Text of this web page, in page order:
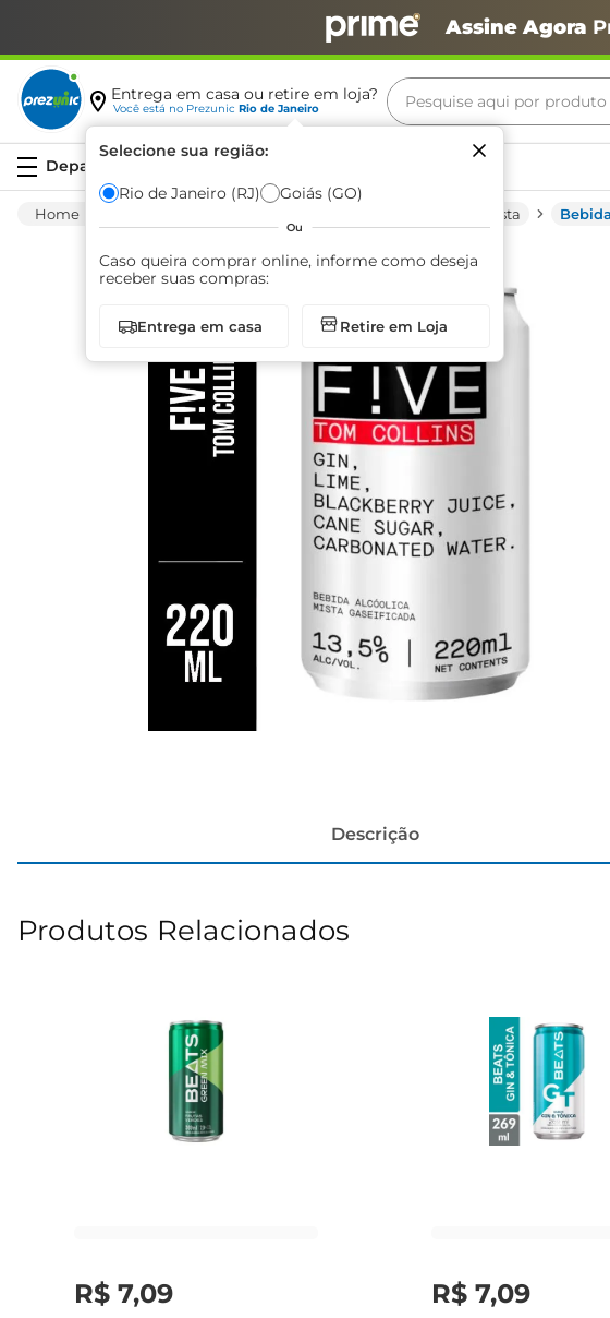
Assine Agora
Entrega em casa ou retire em loja?
Você está no Prezunic Rio de Janeiro
Selecione sua região:
Rio de Janeiro (RJ) Goiás (GO)
Ou
Caso queira comprar online, informe como deseja
receber suas compras:
Entrega em casa Retire em Loja
Pesquise aqui por
Ice E Bebida Mista
Descrição
Produtos Relacionados
R$ 7,09 R$ 7,09
Termos mais buscados
café
azeite
biscoito
arroz
iogurte
cerveja